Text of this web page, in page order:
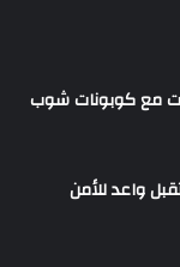
مع كوبونات شوب
واعد للأمن